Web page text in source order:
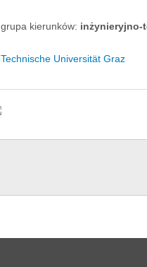
grupa kierunków: inżynieryjno-
Technische Universität Graz